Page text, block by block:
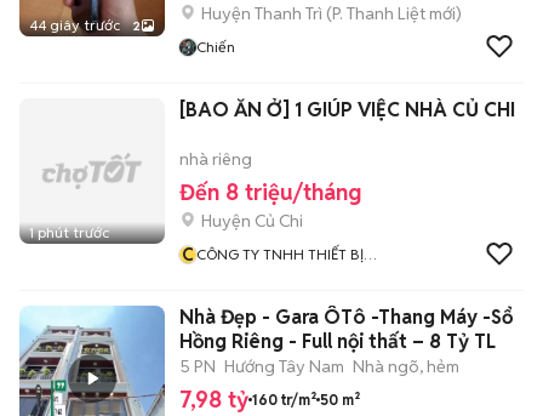
44 giây trước 2
Huyện Thanh Trì (P. Thanh Liệt mới)
Chiến
1 phút trước
[BAO ĂN Ở] 1 GIÚP VIỆC NHÀ CỦ CHI
nhà riêng
Đến 8 triệu/tháng
Huyện Củ Chi
CCÔNG TY TNHH THIẾT BỊ
Nhà Đẹp - Gara ÔTô -Thang Máy -Sổ
Hồng Riêng - Full nội thất – 8 Tỷ TL
5 PN Hướng Tây Nam Nhà ngõ, hẻm
7,98 tỷ 160 tr/m² 50 m²